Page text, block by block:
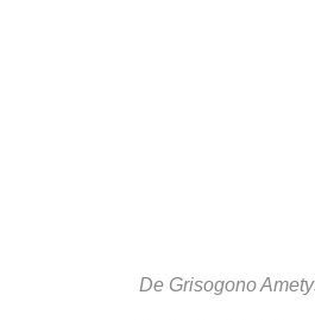
De Grisogono